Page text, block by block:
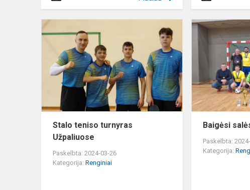
Stalo
teniso
Užpaliuose
Stalo teniso turnyras
Užpaliuose
Paskelbta: 2024-03-26
Kategorija: Renginiai
Baigėsi
Paskelbta:
Kategorija: